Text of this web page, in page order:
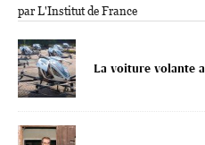
par L'Institut de France
La voiture volante